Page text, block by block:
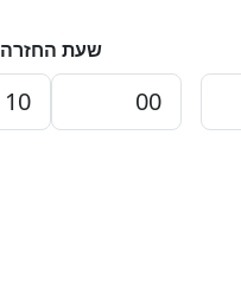
שעת החזרה